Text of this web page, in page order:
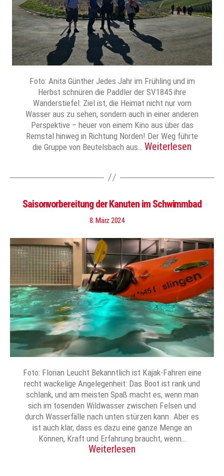
Foto: Anita Günther Jedes Jahr im Frühling und im
Herbst schnüren die Paddler der SV1845 ihre
Wanderstiefel: Ziel ist, die Heimat nicht nur vom
Wasser aus zu sehen, sondern auch in einer anderen
Perspektive – heuer von einem Kino aus über das
Remstal hinweg in Richtung Norden! Der Weg führte
die Gruppe von Beutelsbach aus… Weiterlesen
Saisonvorbereitung der Kanuten im Schwimmbad
8. März 2024
Foto: Florian Leucht Bekanntlich ist Kajak-Fahren eine
recht wackelige Angelegenheit: Das Boot ist rank und
schlank, und am meisten Spaß macht es, wenn man
sich im tosenden Wildwasser zwischen Felsen und
durch Wasserfälle nach unten stürzen kann. Aber es
ist auch klar, dass es dazu eine ganze Menge an
Können, Kraft und Erfahrung braucht, wenn…
Weiterlesen